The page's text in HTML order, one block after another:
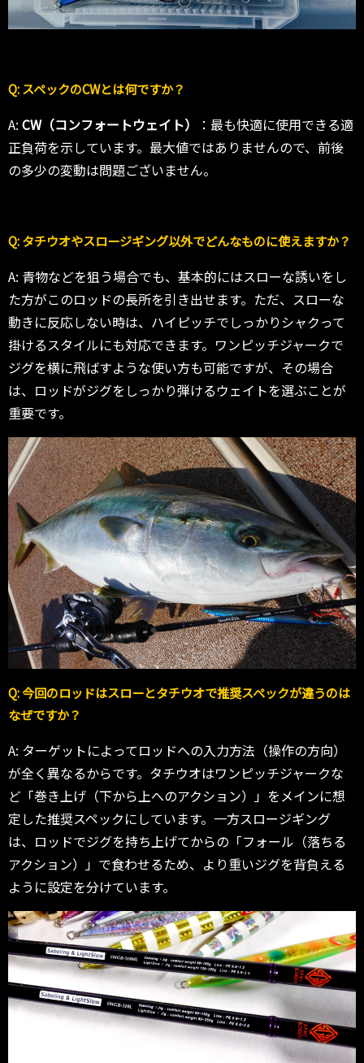
Q: スペックのCWとは何ですか？
A: CW（コンフォートウェイト）
：最も快適に使用できる適
正負荷を示しています。最大値ではありませんので、前後
の多少の変動は問題ございません。
Q: タチウオやスロージギング以外でどんなものに使えますか？
A: 青物などを狙う場合でも、基本的にはスローな誘いをし
た方がこのロッドの長所を引き出せます。ただ、スローな
動きに反応しない時は、ハイピッチでしっかりシャクって
掛けるスタイルにも対応できます。ワンピッチジャークで
ジグを横に飛ばすような使い方も可能ですが、その場合
は、ロッドがジグをしっかり弾けるウェイトを選ぶことが
重要です。
Q: 今回のロッドはスローとタチウオで推奨スペックが違うのは
なぜですか？
A: ターゲットによってロッドへの入力方法（操作の方向）
が全く異なるからです。タチウオはワンピッチジャークな
ど「巻き上げ（下から上へのアクション）」をメインに想
定した推奨スペックにしています。一方スロージギング
は、ロッドでジグを持ち上げてからの「フォール（落ちる
アクション）」で食わせるため、より重いジグを背負える
ように設定を分けています。